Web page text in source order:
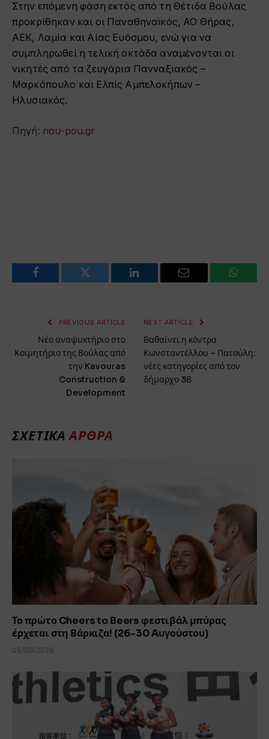
Στην επόμενη φάση εκτός από τη Θέτιδα Βούλας
προκρίθηκαν και οι Παναθηναϊκός, ΑΟ Θήρας,
ΑΕΚ, Λαμία και Αίας Ευόσμου, ενώ για να
συμπληρωθεί η τελική οκτάδα αναμένονται οι
νικητές από τα ζευγάρια Πανναξιακός –
Μαρκόπουλο και Ελπίς Αμπελοκήπων –
Ηλυσιακός.
Πηγή: nou-pou.gr
Facebook Twitter LinkedIn Email
PREVIOUS ARTICLE
Νέο αναψυκτήριο στο
Κοιμητήριο της Βούλας από
την Kavouras
Construction &
Development
NEXT ARTICLE
Βαθαίνει η κόντρα
Κωνσταντέλλου – Πατούλη:
νέες κατηγορίες από τον
δήμαρχο 3Β
ΣΧΕΤΙΚΑΑΡΘΡΑ
Το πρώτο Cheers to Beers φεστιβάλ μπύρας
έρχεται στη Βάρκιζα! (26-30 Aυγούστου)
06/08/2026